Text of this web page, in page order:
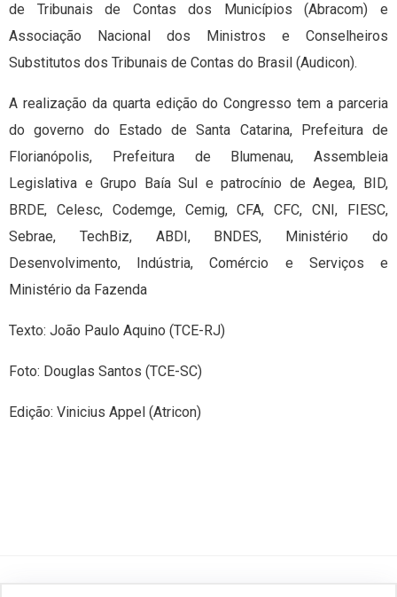
de Tribunais de Contas dos Municípios (Abracom) e
Associação Nacional dos Ministros e Conselheiros
Substitutos dos Tribunais de Contas do Brasil (Audicon).
A realização da quarta edição do Congresso tem a parceria
do governo do Estado de Santa Catarina, Prefeitura de
Florianópolis, Prefeitura de Blumenau, Assembleia
Legislativa e Grupo Baía Sul e patrocínio de Aegea, BID,
BRDE, Celesc, Codemge, Cemig, CFA, CFC, CNI, FIESC,
Sebrae, TechBiz, ABDI, BNDES, Ministério do
Desenvolvimento, Indústria, Comércio e Serviços e
Ministério da Fazenda
Texto: João Paulo Aquino (TCE-RJ)
Foto: Douglas Santos (TCE-SC)
Edição: Vinicius Appel (Atricon)